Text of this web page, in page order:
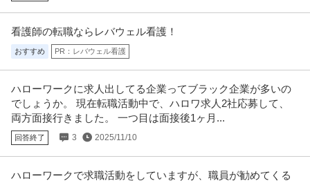
看護師の転職ならレバウェル看護！
おすすめ PR：レバウェル看護
ハローワークに求人出してる企業ってブラック企業が多いの
でしょうか。 現在転職活動中で、ハロワ求人2社応募して、
両方面接行きました。 一つ目は面接後1ヶ月...
回答終了 3 2025/11/10
ハローワークで求職活動をしていますが、職員が勧めてくる